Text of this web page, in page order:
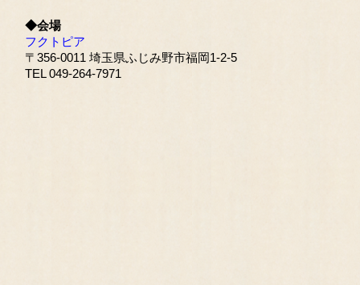
◆会場
フクトピア
〒356-0011 埼玉県ふじみ野市福岡1-2-5
TEL 049-264-7971